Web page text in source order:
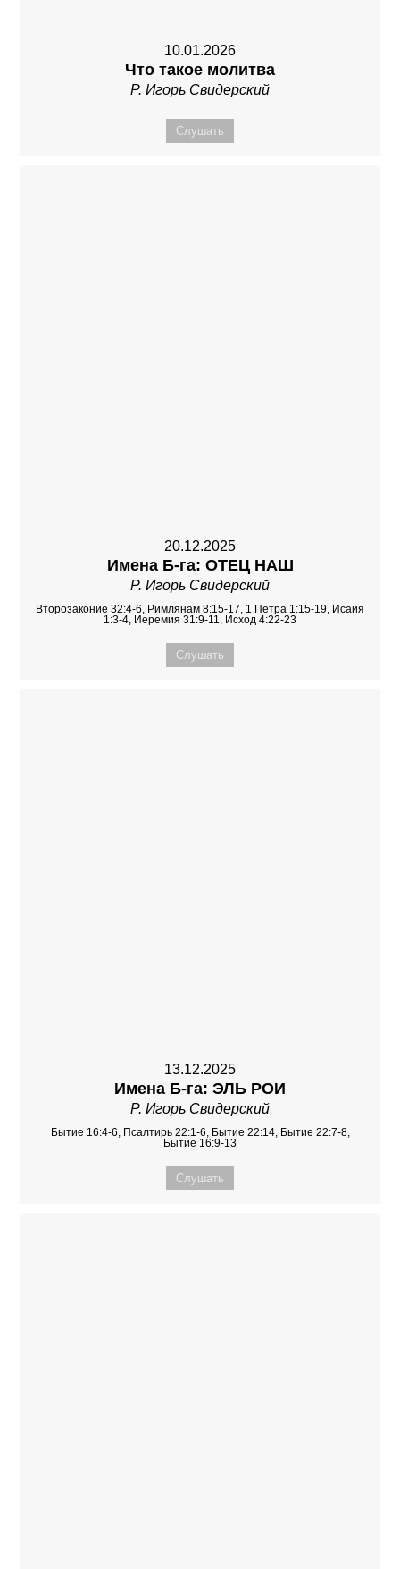
10.01.2026
Что такое молитва
Р. Игорь Свидерский
Слушать
20.12.2025
Имена Б-га: ОТЕЦ НАШ
Р. Игорь Свидерский
Второзаконие 32:4-6, Римлянам 8:15-17, 1 Петра 1:15-19, Исаия
1:3-4, Иеремия 31:9-11, Исход 4:22-23
Слушать
13.12.2025
Имена Б-га: ЭЛЬ РОИ
Р. Игорь Свидерский
Бытие 16:4-6, Псалтирь 22:1-6, Бытие 22:14, Бытие 22:7-8,
Бытие 16:9-13
Слушать